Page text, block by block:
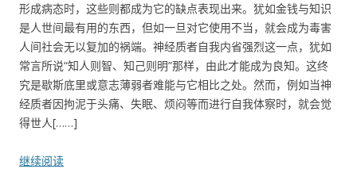
形成病态时，这些则都成为它的缺点表现出来。犹如金钱与知识
是人世间最有用的东西，但如一旦对它使用不当，就会成为毒害
人间社会无以复加的祸端。神经质者自我内省强烈这一点，犹如
常言所说“知人则智、知己则明”那样，由此才能成为良知。这终
究是歇斯底里或意志薄弱者难能与它相比之处。然而，例如当神
经质者因拘泥于头痛、失眠、烦闷等而进行自我体察时，就会觉
得世人[……]
继续阅读